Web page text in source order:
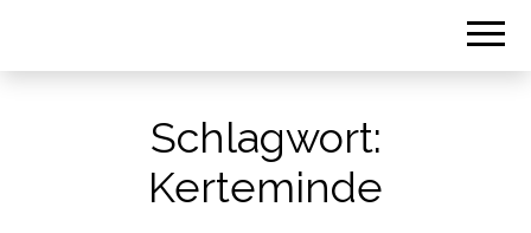
Schlagwort:
Kerteminde